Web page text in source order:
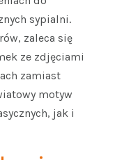
sypialni.
zaleca się
ze zdjęciami
zamiast
motyw
jak i